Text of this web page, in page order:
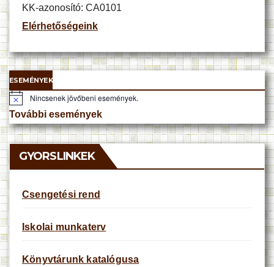
KK-azonosító: CA0101
Elérhetőségeink
ESEMÉNYEK
N
o
t
i
c
e
Nincsenek jövőbeni események.
További események
GYORSLINKEK
Csengetési rend
Iskolai munkaterv
Könyvtárunk katalógusa